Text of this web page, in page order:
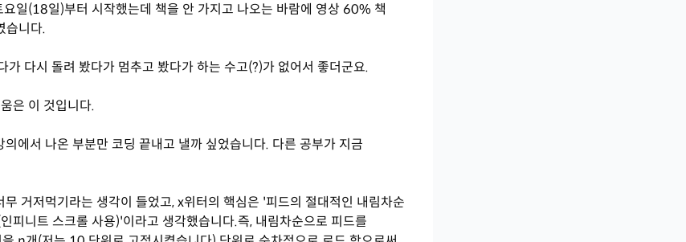
일(18일)부터 시작했는데 책을 안 가지고 나오는 바람에 영상 60% 책
습니다.
가 다시 돌려 봤다가 멈추고 봤다가 하는 수고(?)가 없어서 좋더군요.
은 이 것입니다.
의에서 나온 부분만 코딩 끝내고 낼까 싶었습니다. 다른 공부가 지금
거저먹기라는 생각이 들었고, x위터의 핵심은 '피드의 절대적인 내림차순
피니트 스크롤 사용)'이라고 생각했습니다.즉, 내림차순으로 피드를